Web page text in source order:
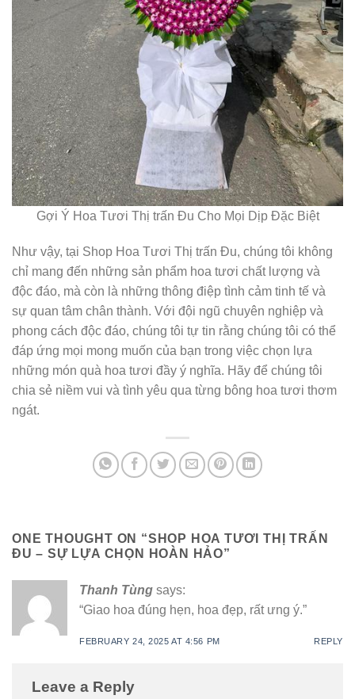
Gợi Ý Hoa Tươi Thị trấn Đu Cho Mọi Dịp Đặc Biệt
Như vậy, tại Shop Hoa Tươi Thị trấn Đu, chúng tôi không
chỉ mang đến những sản phẩm hoa tươi chất lượng và
độc đáo, mà còn là những thông điệp tình cảm tinh tế và
sự quan tâm chân thành. Với đội ngũ chuyên nghiệp và
phong cách độc đáo, chúng tôi tự tin rằng chúng tôi có thể
đáp ứng mọi mong muốn của bạn trong việc chọn lựa
những món quà hoa tươi đầy ý nghĩa. Hãy để chúng tôi
chia sẻ niềm vui và tình yêu qua từng bông hoa tươi thơm
ngát.
ONE THOUGHT ON “SHOP HOA TƯƠI THỊ TRẤN
ĐU – SỰ LỰA CHỌN HOÀN HẢO”
Thanh Tùng says:
“Giao hoa đúng hẹn, hoa đẹp, rất ưng ý.”
FEBRUARY 24, 2025 AT 4:56 PM REPLY
Leave a Reply